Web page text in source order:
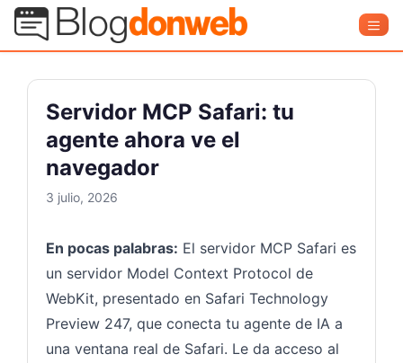
Saltar
contenido
Blog Donweb
Servidor MCP Safari: tu
agente ahora ve el
navegador
3 julio, 2026
En pocas palabras: El servidor MCP Safari es
un servidor Model Context Protocol de
WebKit, presentado en Safari Technology
Preview 247, que conecta tu agente de IA a
una ventana real de Safari. Le da acceso al